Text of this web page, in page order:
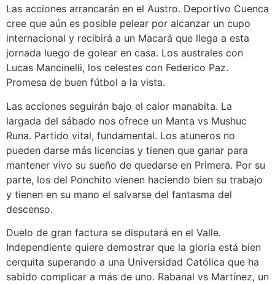
Las acciones arrancarán en el Austro. Deportivo Cuenca
cree que aún es posible pelear por alcanzar un cupo
internacional y recibirá a un Macará que llega a esta
jornada luego de golear en casa. Los australes con
Lucas Mancinelli, los celestes con Federico Paz.
Promesa de buen fútbol a la vista.
Las acciones seguirán bajo el calor manabita. La
largada del sábado nos ofrece un Manta vs Mushuc
Runa. Partido vital, fundamental. Los atuneros no
pueden darse más licencias y tienen que ganar para
mantener vivo su sueño de quedarse en Primera. Por su
parte, los del Ponchito vienen haciendo bien su trabajo
y tienen en su mano el salvarse del fantasma del
descenso.
Duelo de gran factura se disputará en el Valle.
Independiente quiere demostrar que la gloria está bien
cerquita superando a una Universidad Católica que ha
sabido complicar a más de uno. Rabanal vs Martínez, un